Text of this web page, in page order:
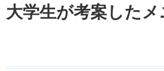
大学生が考案した